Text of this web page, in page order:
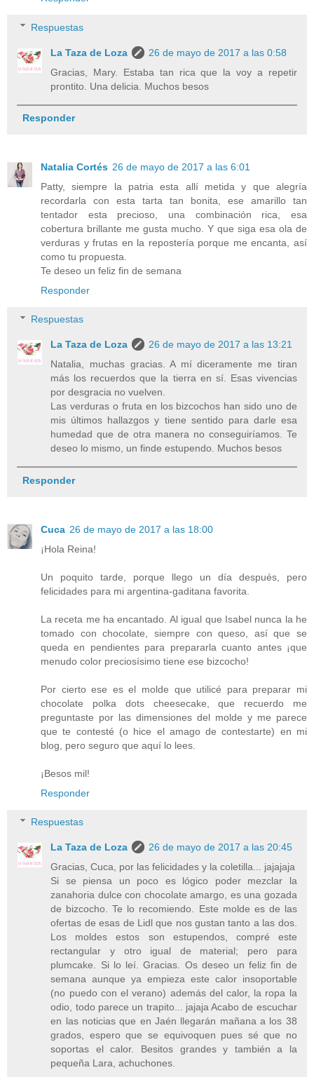
Respuestas
La Taza de Loza
26 de mayo de 2017 a las 0:58
Gracias, Mary. Estaba tan rica que la voy a repetir
prontito. Una delicia. Muchos besos
Responder
Natalia Cortés 26 de mayo de 2017 a las 6:01
Patty, siempre la patria esta allí metida y que alegría
recordarla con esta tarta tan bonita, ese amarillo tan
tentador esta precioso, una combinación rica, esa
cobertura brillante me gusta mucho. Y que siga esa ola de
verduras y frutas en la repostería porque me encanta, así
como tu propuesta.
Te deseo un feliz fin de semana
Responder
Respuestas
La Taza de Loza
26 de mayo de 2017 a las 13:21
Natalia, muchas gracias. A mí diceramente me tiran
más los recuerdos que la tierra en sí. Esas vivencias
por desgracia no vuelven.
Las verduras o fruta en los bizcochos han sido uno de
mis últimos hallazgos y tiene sentido para darle esa
humedad que de otra manera no conseguiríamos. Te
deseo lo mismo, un finde estupendo. Muchos besos
Responder
Cuca 26 de mayo de 2017 a las 18:00
¡Hola Reina!
Un poquito tarde, porque llego un día después, pero
felicidades para mi argentina-gaditana favorita.
La receta me ha encantado. Al igual que Isabel nunca la he
tomado con chocolate, siempre con queso, así que se
queda en pendientes para prepararla cuanto antes ¡que
menudo color preciosísimo tiene ese bizcocho!
Por cierto ese es el molde que utilicé para preparar mi
chocolate polka dots cheesecake, que recuerdo me
preguntaste por las dimensiones del molde y me parece
que te contesté (o hice el amago de contestarte) en mi
blog, pero seguro que aquí lo lees.
¡Besos mil!
Responder
Respuestas
La Taza de Loza
26 de mayo de 2017 a las 20:45
Gracias, Cuca, por las felicidades y la coletilla... jajajaja
Si se piensa un poco es lógico poder mezclar la
zanahoria dulce con chocolate amargo, es una gozada
de bizcocho. Te lo recomiendo. Este molde es de las
ofertas de esas de Lidl que nos gustan tanto a las dos.
Los moldes estos son estupendos, compré este
rectangular y otro igual de material; pero para
plumcake. Si lo leí. Gracias. Os deseo un feliz fin de
semana aunque ya empieza este calor insoportable
(no puedo con el verano) además del calor, la ropa la
odio, todo parece un trapito... jajaja Acabo de escuchar
en las noticias que en Jaén llegarán mañana a los 38
grados, espero que se equivoquen pues sé que no
soportas el calor. Besitos grandes y también a la
pequeña Lara, achuchones.